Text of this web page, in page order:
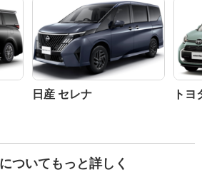
日産 セレナ ト
ついてもっと詳しく